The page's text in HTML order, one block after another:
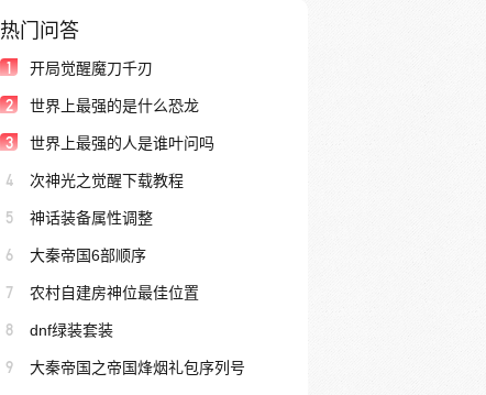
热门问答
1 开局觉醒魔刀千刃
2 世界上最强的是什么恐龙
3 世界上最强的人是谁叶问吗
4 次神光之觉醒下载教程
5 神话装备属性调整
6 大秦帝国6部顺序
7 农村自建房神位最佳位置
8 dnf绿装套装
9 大秦帝国之帝国烽烟礼包序列号